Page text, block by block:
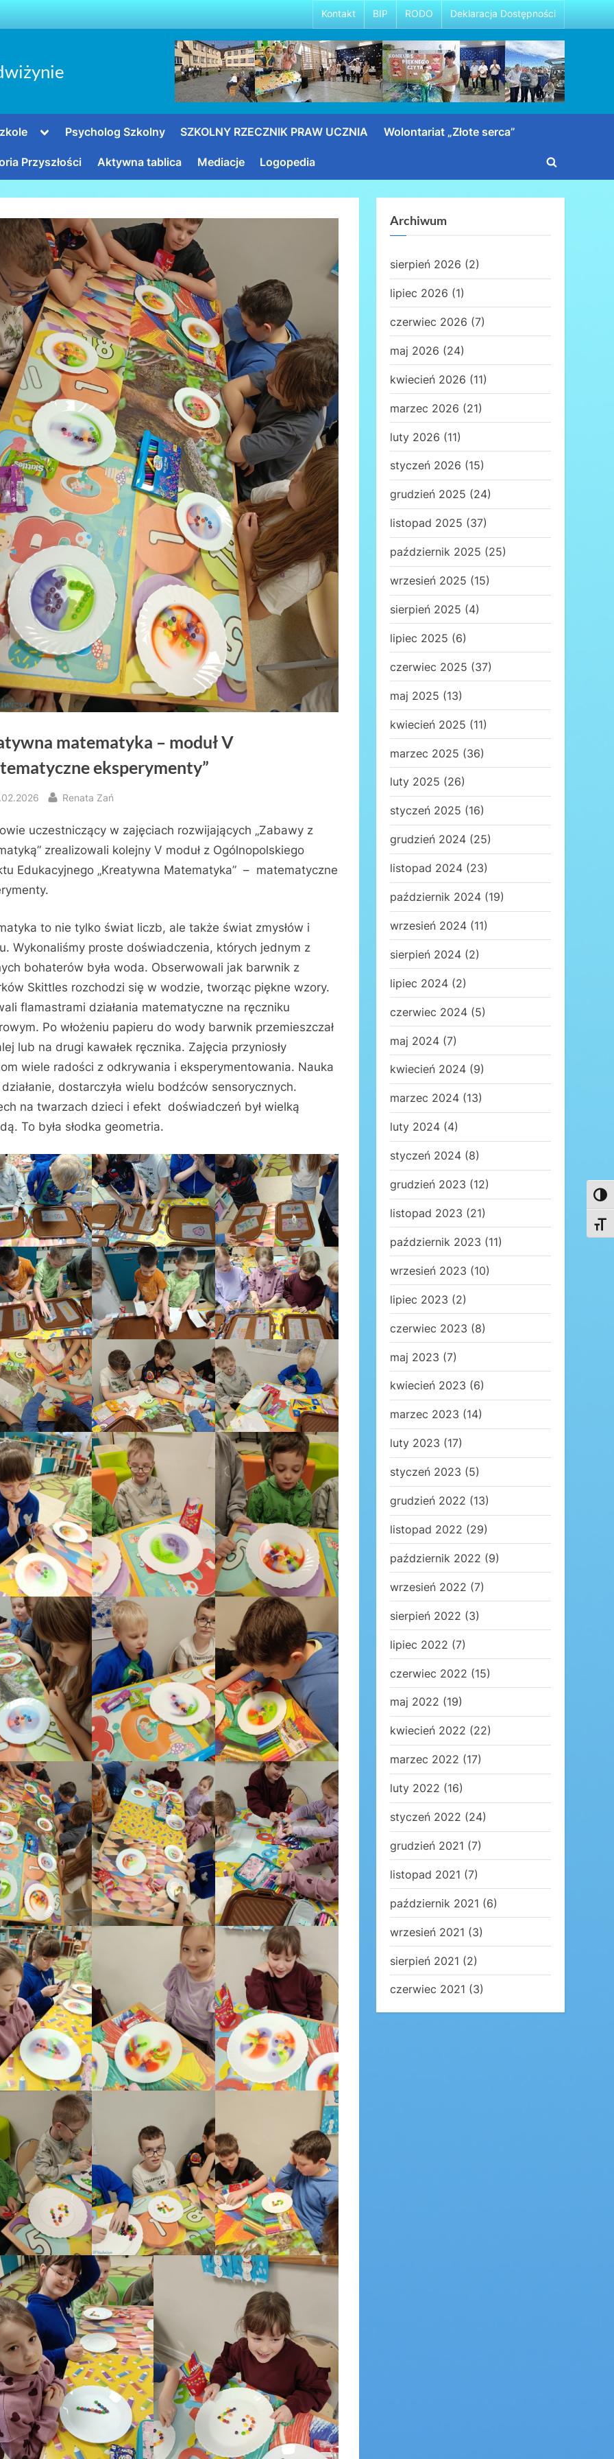
Kontakt BIP RODO Deklaracja Dostępności
TogglePsycholog Szkolny SZKOLNY RZECZNIK PRAW UCZNIA Wolontariat „Złote serca”
Przyszłości Aktywna tablica Mediacje Logopedia
Toggle
matematyka – moduł V
eksperymenty”
By
Renata Zań
uczestniczący w zajęciach rozwijających „Zabawy z
zrealizowali kolejny V moduł z Ogólnopolskiego
Edukacyjnego „Kreatywna Matematyka” – matematyczne
to nie tylko świat liczb, ale także świat zmysłów i
Wykonaliśmy proste doświadczenia, których jednym z
bohaterów była woda. Obserwowali jak barwnik z
Skittles rozchodzi się w wodzie, tworząc piękne wzory.
flamastrami działania matematyczne na ręczniku
Po włożeniu papieru do wody barwnik przemieszczał
lub na drugi kawałek ręcznika. Zajęcia przyniosły
wiele radości z odkrywania i eksperymentowania. Nauka
dostarczyła wielu bodźców sensorycznych.
na twarzach dzieci i efekt doświadczeń był wielką
To była słodka geometria.
Archiwum
sierpień 2026 (2)
lipiec 2026 (1)
czerwiec 2026 (7)
maj 2026 (24)
kwiecień 2026 (11)
marzec 2026 (21)
luty 2026 (11)
styczeń 2026 (15)
grudzień 2025 (24)
listopad 2025 (37)
październik 2025 (25)
wrzesień 2025 (15)
sierpień 2025 (4)
lipiec 2025 (6)
czerwiec 2025 (37)
maj 2025 (13)
kwiecień 2025 (11)
marzec 2025 (36)
luty 2025 (26)
styczeń 2025 (16)
grudzień 2024 (25)
listopad 2024 (23)
październik 2024 (19)
wrzesień 2024 (11)
sierpień 2024 (2)
lipiec 2024 (2)
czerwiec 2024 (5)
maj 2024 (7)
kwiecień 2024 (9)
marzec 2024 (13)
luty 2024 (4)
styczeń 2024 (8)
grudzień 2023 (12)
listopad 2023 (21)
październik 2023 (11)
wrzesień 2023 (10)
lipiec 2023 (2)
czerwiec 2023 (8)
maj 2023 (7)
kwiecień 2023 (6)
marzec 2023 (14)
luty 2023 (17)
styczeń 2023 (5)
grudzień 2022 (13)
listopad 2022 (29)
październik 2022 (9)
wrzesień 2022 (7)
sierpień 2022 (3)
lipiec 2022 (7)
czerwiec 2022 (15)
maj 2022 (19)
kwiecień 2022 (22)
marzec 2022 (17)
luty 2022 (16)
styczeń 2022 (24)
grudzień 2021 (7)
listopad 2021 (7)
październik 2021 (6)
wrzesień 2021 (3)
sierpień 2021 (2)
czerwiec 2021 (3)